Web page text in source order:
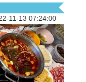
11-13 07:24:00